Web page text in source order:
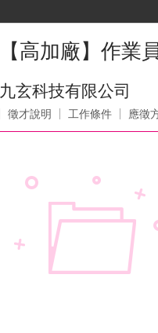
【高加廠】作業
九玄科技有限公司
徵才說明 工作條件 應徵